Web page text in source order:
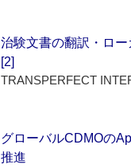
治験文書の翻訳・ロ
[2]
TRANSPERFECT
グローバルCDMOの
推進